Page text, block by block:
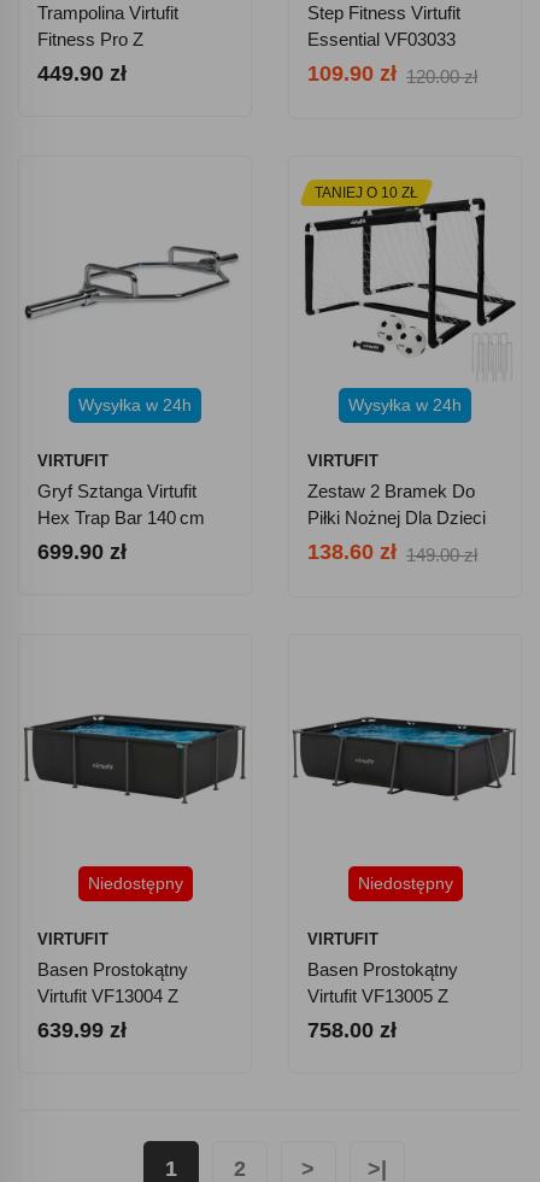
Trampolina Virtufit
Fitness Pro Z
Uchwytem 127 Cm
449.90 zł
Step Fitness Virtufit
Essential VF03033
109.90 zł 120.00 zł
Wysyłka w 24h
VIRTUFIT
Gryf Sztanga Virtufit
Hex Trap Bar 140 Cm
699.90 zł
TANIEJ O 10 ZŁ
Wysyłka w 24h
VIRTUFIT
Zestaw 2 Bramek Do
Piłki Nożnej Dla Dzieci
Virtufit VF06039 - 2 Piłki
138.60 zł 149.00 zł
Niedostępny
VIRTUFIT
Basen Prostokątny
Virtufit VF13004 Z
Pompą Filtrującą 260
639.99 zł
Niedostępny
VIRTUFIT
Basen Prostokątny
Virtufit VF13005 Z
Pompą Filtrującą 300
758.00 zł
1 2 > >|